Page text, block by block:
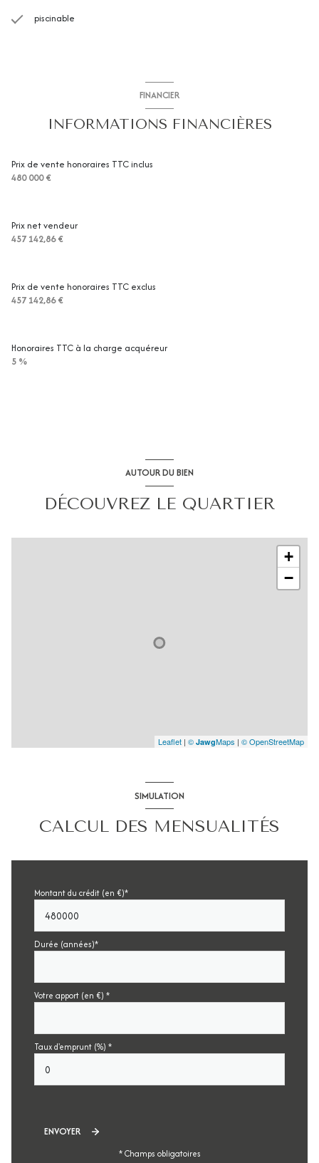
piscinable
FINANCIER
INFORMATIONS FINANCIÈRES
Prix de vente honoraires TTC inclus
480 000 €
Prix net vendeur
457 142,86 €
Prix de vente honoraires TTC exclus
457 142,86 €
Honoraires TTC à la charge acquéreur
5 %
AUTOUR DU BIEN
DÉCOUVREZ LE QUARTIER
+
−
Leaflet | © JawgMaps | © OpenStreetMap
SIMULATION
CALCUL DES MENSUALITÉS
Montant du crédit (en €)*
Durée (années)*
Votre apport (en €) *
Taux d'emprunt (%) *
ENVOYER
* Champs obligatoires